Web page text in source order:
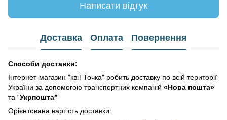
Написати відгук
Доставка Оплата Повернення
Способи доставки:
Інтернет-магазин "квіТТочка" робить доставку по всій території
України за допомогою транспортних компаній «Нова пошта»
та “Укрпошта”
Орієнтована вартість доставки: